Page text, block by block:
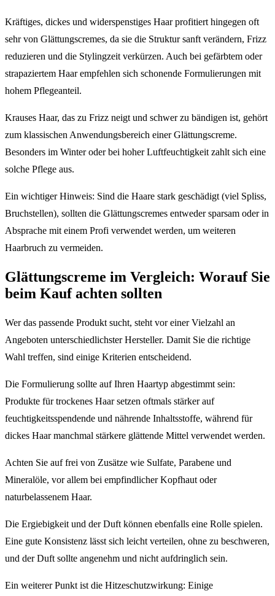
Kräftiges, dickes und widerspenstiges Haar profitiert hingegen oft
sehr von Glättungscremes, da sie die Struktur sanft verändern, Frizz
reduzieren und die Stylingzeit verkürzen. Auch bei gefärbtem oder
strapaziertem Haar empfehlen sich schonende Formulierungen mit
hohem Pflegeanteil.
Krauses Haar, das zu Frizz neigt und schwer zu bändigen ist, gehört
zum klassischen Anwendungsbereich einer Glättungscreme.
Besonders im Winter oder bei hoher Luftfeuchtigkeit zahlt sich eine
solche Pflege aus.
Ein wichtiger Hinweis: Sind die Haare stark geschädigt (viel Spliss,
Bruchstellen), sollten die Glättungscremes entweder sparsam oder in
Absprache mit einem Profi verwendet werden, um weiteren
Haarbruch zu vermeiden.
Glättungscreme im Vergleich: Worauf Sie
beim Kauf achten sollten
Wer das passende Produkt sucht, steht vor einer Vielzahl an
Angeboten unterschiedlichster Hersteller. Damit Sie die richtige
Wahl treffen, sind einige Kriterien entscheidend.
Die Formulierung sollte auf Ihren Haartyp abgestimmt sein:
Produkte für trockenes Haar setzen oftmals stärker auf
feuchtigkeitsspendende und nährende Inhaltsstoffe, während für
dickes Haar manchmal stärkere glättende Mittel verwendet werden.
Achten Sie auf frei von Zusätze wie Sulfate, Parabene und
Mineralöle, vor allem bei empfindlicher Kopfhaut oder
naturbelassenem Haar.
Die Ergiebigkeit und der Duft können ebenfalls eine Rolle spielen.
Eine gute Konsistenz lässt sich leicht verteilen, ohne zu beschweren,
und der Duft sollte angenehm und nicht aufdringlich sein.
Ein weiterer Punkt ist die Hitzeschutzwirkung: Einige